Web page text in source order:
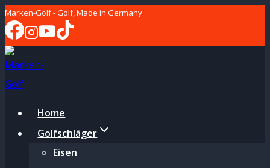
Zum
Inhalt
springen
Marken-Golf - Golf, Made in Germany
Home
Golfschläger
Eisen